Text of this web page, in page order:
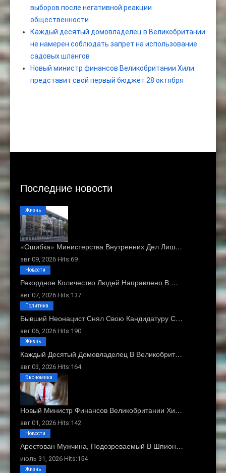
выборов после негативной реакции
общественности
Каждый десятый домовладелец в Великобритании
не намерен соблюдать запрет на использование
садовых шлангов
Новый министр финансов Великобритании Хили
представит свой первый бюджет 28 октября
Последние новости
«Ошибка» Министерства Внутренних Дел Лиш…
авг 09, 2026 Hits:69
Жизнь
Рекордное Количество Людей Направлено В …
авг 07, 2026 Hits:137
Новости
Бывший Неонацист Снял Свою Кандидатуру С…
авг 06, 2026 Hits:190
Политика
Каждый Десятый Домовладелец В Великобрит…
авг 03, 2026 Hits:164
Жизнь
Новый Министр Финансов Великобритании Хи…
авг 01, 2026 Hits:142
Экономика
Арестован Мужчина, Подозреваемый В Шпион…
июль 31, 2026 Hits:154
Новости
Жизнь